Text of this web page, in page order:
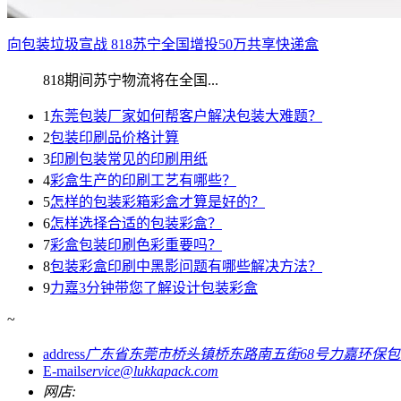
向包装垃圾宣战 818苏宁全国增投50万共享快递盒
818期间苏宁物流将在全国...
1 东莞包装厂家如何帮客户解决包装大难题？
2包装印刷品价格计算
3印刷包装常见的印刷用纸
4彩盒生产的印刷工艺有哪些？
5怎样的包装彩箱彩盒才算是好的？
6怎样选择合适的包装彩盒？
7彩盒包装印刷色彩重要吗？
8包装彩盒印刷中黑影问题有哪些解决方法？
9力嘉3分钟带您了解设计包装彩盒
~
address广东省东莞市桥头镇桥东路南五街68号力嘉环保
E-mailservice@lukkapack.com
网店: